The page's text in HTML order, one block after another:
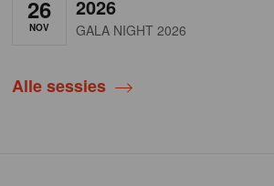
26
NOV
2026
GALA NIGHT 2026
Alle sessies